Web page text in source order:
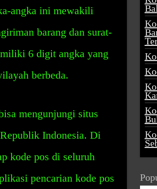
angka ini mewakili
barang dan surat-
6 digit angka yang
berbeda.
mengunjungi situs
Indonesia. Di
kode pos di seluruh
pencarian kode pos